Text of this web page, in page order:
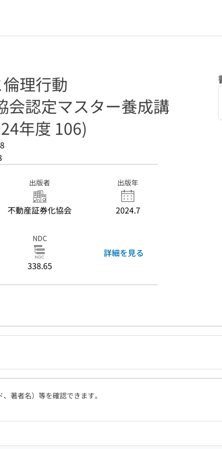
理行動
会認定マスター養成講
年度 106)
出版者
不動産証券化協会
出版年
2024.7
NDC
338.65
詳細を見る
著者名）等を確認できます。